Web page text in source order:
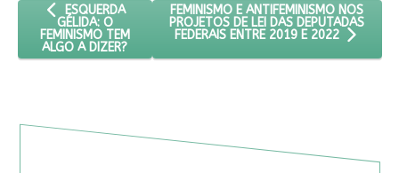
ARTIGO ANTERIOR: ESQUERDA GÉLIDA: O FEMINISMO TEM
ESQUERDA
GÉLIDA: O
FEMINISMO TEM
ALGO A DIZER?
PRÓXIMO ARTIGO: FEMINISMO E
FEMINISMO E ANTIFEMINISMO NOS
PROJETOS DE LEI DAS DEPUTADAS
FEDERAIS ENTRE 2019 E 2022